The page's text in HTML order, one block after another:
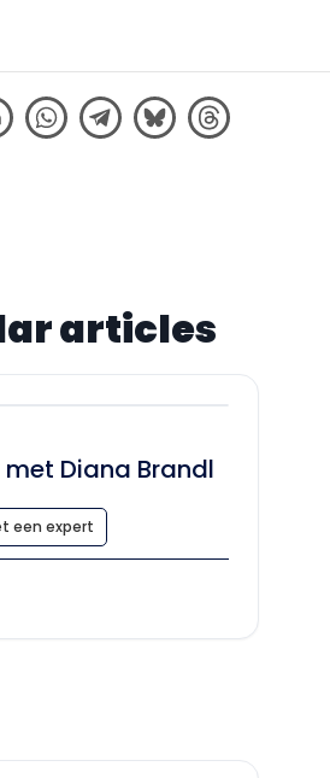
articles
Diana Brandl
een expert